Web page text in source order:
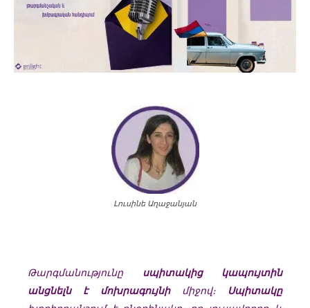
Լուսինե Աղաջանյան
Թարգմանությունը սպիտակից կապույտին
անցնելն է մոխրագույնիմիջով։
Սպիտակը